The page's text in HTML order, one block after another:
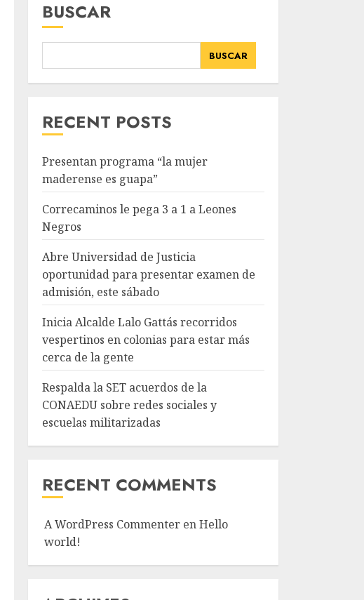
BUSCAR
BUSCAR
RECENT POSTS
Presentan programa “la mujer
maderense es guapa”
Correcaminos le pega 3 a 1 a Leones
Negros
Abre Universidad de Justicia
oportunidad para presentar examen de
admisión, este sábado
Inicia Alcalde Lalo Gattás recorridos
vespertinos en colonias para estar más
cerca de la gente
Respalda la SET acuerdos de la
CONAEDU sobre redes sociales y
escuelas militarizadas
RECENT COMMENTS
A WordPress Commenter enHello
world!